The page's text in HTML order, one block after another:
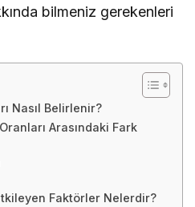
bilmeniz gerekenleri
Nasıl Belirlenir?
Arasındaki Fark
Faktörler Nelerdir?